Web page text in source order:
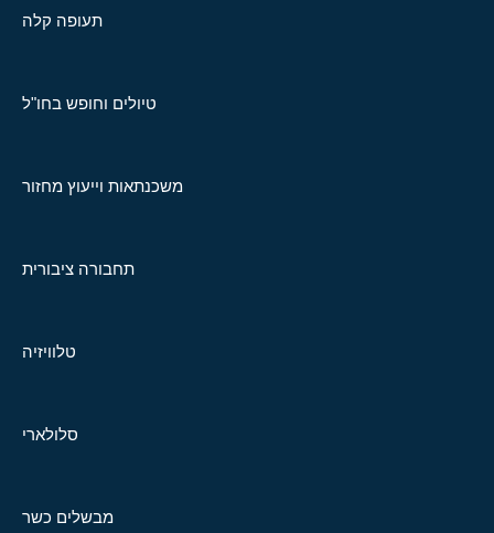
תעופה קלה
טיולים וחופש בחו"ל
משכנתאות וייעוץ מחזור
תחבורה ציבורית
טלוויזיה
סלולארי
מבשלים כשר